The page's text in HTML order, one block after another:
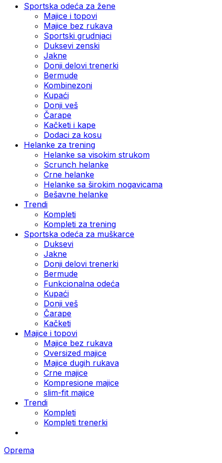
Sportska odeća za žene
Majice i topovi
Majice bez rukava
Sportski grudnjaci
Duksevi zenski
Jakne
Donji delovi trenerki
Bermude
Kombinezoni
Kupaći
Donji veš
Čarape
Kačketi i kape
Dodaci za kosu
Helanke za trening
Helanke sa visokim strukom
Scrunch helanke
Crne helanke
Helanke sa širokim nogavicama
Bešavne helanke
Trendi
Kompleti
Kompleti za trening
Sportska odeća za muškarce
Duksevi
Jakne
Donji delovi trenerki
Bermude
Funkcionalna odeća
Kupaći
Donji veš
Čarape
Kačketi
Majice i topovi
Majice bez rukava
Oversized majice
Majice dugih rukava
Crne majice
Kompresione majice
slim-fit majice
Trendi
Kompleti
Kompleti trenerki
Oprema